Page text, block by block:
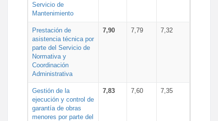
Servicio de
Mantenimiento
Prestación de
asistencia técnica por
parte del Servicio de
Normativa y
Coordinación
Administrativa
7,90 7,79 7,32
Gestión de la
ejecución y control de
garantía de obras
menores por parte del
7,83 7,60 7,35